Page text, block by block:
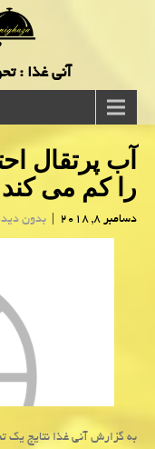
آنی غذا :
آب پرتقال
را كم می كند
دسامبر 8, 2018 | بدون
به گزارش آنی غذا نتایج یك